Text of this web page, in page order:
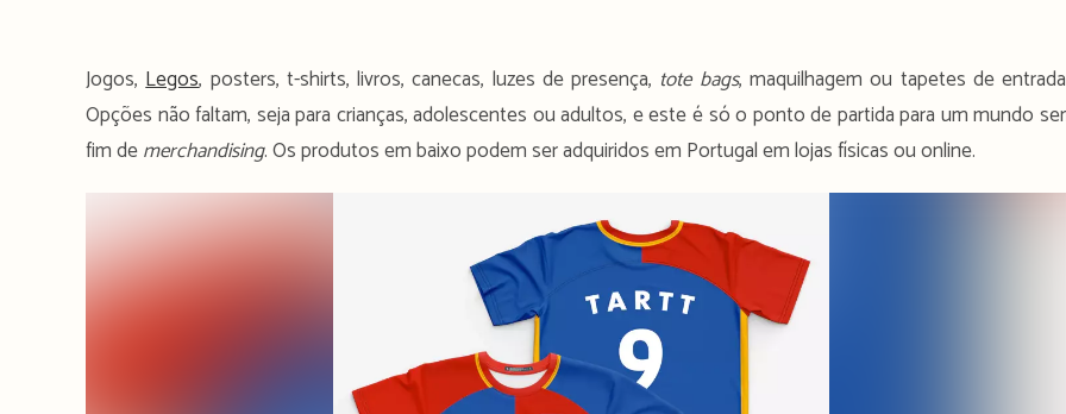
Jogos,Legos, posters, t-shirts, livros, canecas, luzes de presença, tote bags, maquilhagem ou tapetes de
Opções não faltam, seja para crianças, adolescentes ou adultos, e este é só o ponto de partida para um mundo
fim demerchandising. Os produtos em baixo podem ser adquiridos em Portugal em lojas físicas ou online.